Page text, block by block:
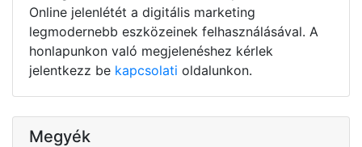
Online jelenlétét a digitális marketing
legmodernebb eszközeinek felhasználásával. A
honlapunkon való megjelenéshez kérlek
jelentkezz be kapcsolati oldalunkon.
Megyék